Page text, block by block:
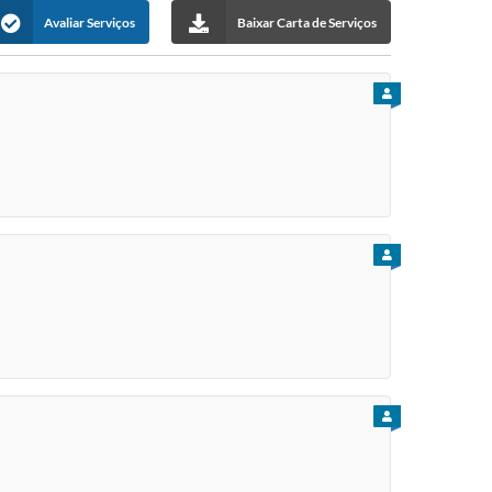
Avaliar Serviços Baixar Carta de Serviços
PARA CIDADÃO
PARA CIDADÃO
PARA CIDADÃO